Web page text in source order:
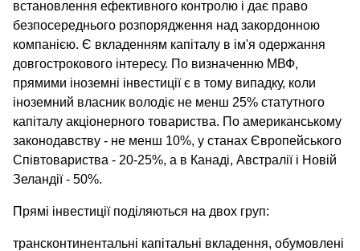
встановлення ефективного контролю і дає право
безпосереднього розпорядження над закордонною
компанією. Є вкладенням капіталу в ім'я одержання
довгострокового інтересу. По визначенню МВФ,
прямими іноземні інвестиції є в тому випадку, коли
іноземний власник володіє не менш 25% статутного
капіталу акціонерного товариства. По американському
законодавству - не менш 10%, у станах Європейського
Співтовариства - 20-25%, а в Канаді, Австралії і Новій
Зеландії - 50%.
Прямі інвестиції поділяються на двох груп:
трансконтинентальні капітальні вкладення, обумовлені